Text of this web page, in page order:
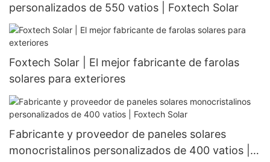
personalizados de 550 vatios | Foxtech Solar
Foxtech Solar | El mejor fabricante de farolas
solares para exteriores
Fabricante y proveedor de paneles solares
monocristalinos personalizados de 400 vatios |